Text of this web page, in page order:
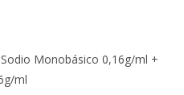
Monobásico 0,16g/ml +
ml